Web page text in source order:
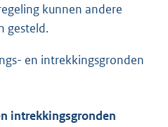
kunnen andere
gesteld.
en intrekkingsgronden
intrekkingsgronden